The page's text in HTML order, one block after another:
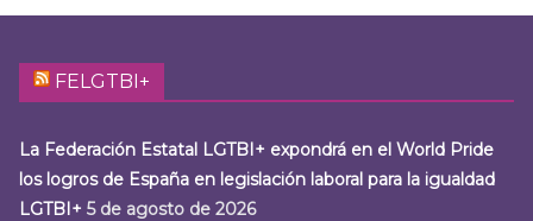
FELGTBI+
La Federación Estatal LGTBI+ expondrá en el World Pride
los logros de España en legislación laboral para la igualdad
LGTBI+ 5 de agosto de 2026